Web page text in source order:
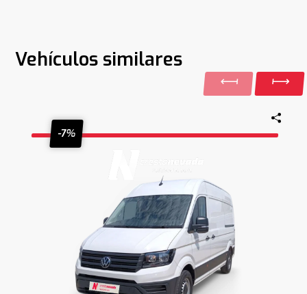
Vehículos similares
-7%